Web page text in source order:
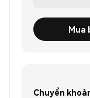
Mua
Chuyển